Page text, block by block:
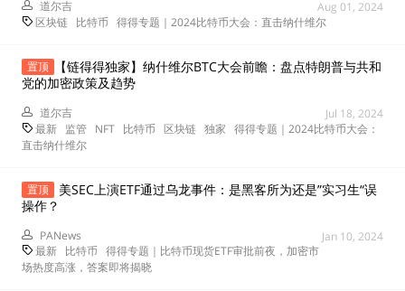
道尔吉
Aug 01, 2024
区块链 比特币 得得专题｜2024比特币大会：直击纳什维尔
置顶
【链得得独家】纳什维尔BTC大会前瞻：盘点特朗普与共和
党的加密政策及趋势
道尔吉
Jul 18, 2024
最新 监管 NFT 比特币 区块链 独家 得得专题｜2024比特币大会：
直击纳什维尔
置顶
美SEC上演ETF通过乌龙事件：是黑客所为还是”实习生“误
操作？
PANews
Jan 10, 2024
最新 比特币 得得专题｜比特币现货ETF审批前夜，加密市
场热度高涨，答案即将揭晓